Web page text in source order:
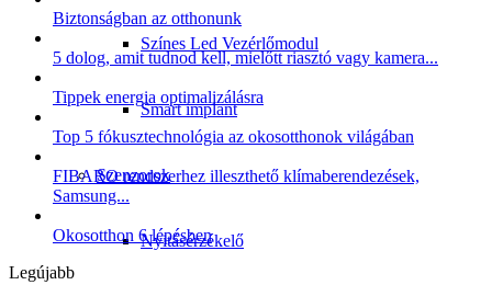
Színes Led Vezérlőmodul
Smart implant
Szenzorok
Nyitásérzékelő
Biztonságban az otthonunk
5 dolog, amit tudnod kell, mielőtt riasztó vagy kamera...
Tippek energia optimalizálásra
Top 5 fókusztechnológia az okosotthonok világában
FIBARO rendszerhez illeszthető klímaberendezések,
Samsung...
Okosotthon 6 lépésben
Legújabb